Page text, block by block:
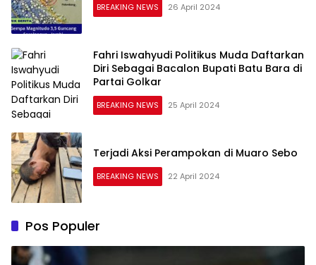
BREAKING NEWS 26 April 2024
Fahri Iswahyudi Politikus Muda Daftarkan
Diri Sebagai Bacalon Bupati Batu Bara di
Partai Golkar
BREAKING NEWS 25 April 2024
Terjadi Aksi Perampokan di Muaro Sebo
BREAKING NEWS 22 April 2024
Pos Populer